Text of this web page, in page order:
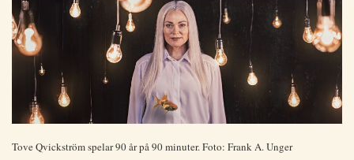
Tove Qvickström spelar 90 år på 90 minuter. Foto: Frank A. Unger